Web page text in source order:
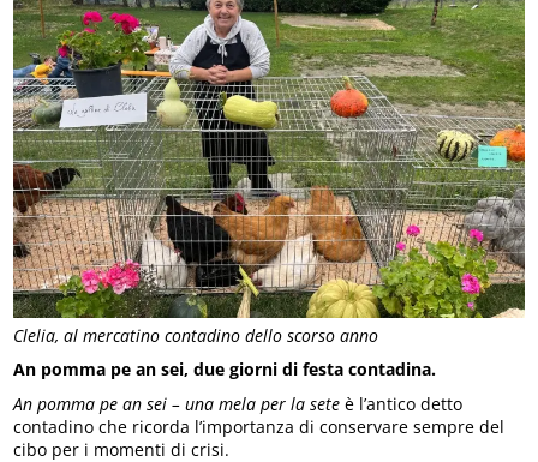
Clelia, al mercatino contadino dello scorso anno
An pomma pe an sei, due giorni di festa contadina.
An pomma pe an sei – una mela per la sete è l’antico detto
contadino che ricorda l’importanza di conservare sempre del
cibo per i momenti di crisi.